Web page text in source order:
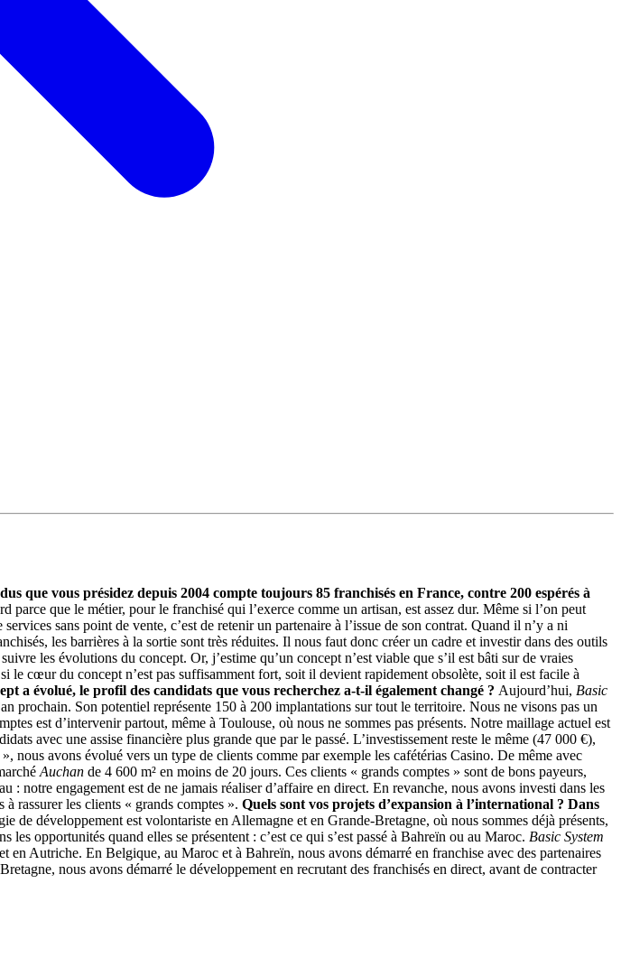
que vous présidez depuis 2004 compte toujours 85 franchisés en France, contre 200 espérés à
parce que le métier, pour le franchisé qui l’exerce comme un artisan, est assez dur. Même si l’on peut
sans point de vente, c’est de retenir un partenaire à l’issue de son contrat. Quand il n’y a ni
les barrières à la sortie sont très réduites. Il nous faut donc créer un cadre et investir dans des outils
les évolutions du concept. Or, j’estime qu’un concept n’est viable que s’il est bâti sur de vraies
le cœur du concept n’est pas suffisamment fort, soit il devient rapidement obsolète, soit il est facile à
a évolué, le profil des candidats que vous recherchez a-t-il également changé ? Aujourd’hui, Basic
prochain. Son potentiel représente 150 à 200 implantations sur tout le territoire. Nous ne visons pas un
est d’intervenir partout, même à Toulouse, où nous ne sommes pas présents. Notre maillage actuel est
avec une assise financière plus grande que par le passé. L’investissement reste le même (47 000 €),
nous avons évolué vers un type de clients comme par exemple les cafétérias Casino. De même avec
Auchan de 4 600 m² en moins de 20 jours. Ces clients « grands comptes » sont de bons payeurs,
: notre engagement est de ne jamais réaliser d’affaire en direct. En revanche, nous avons investi dans les
à rassurer les clients « grands comptes ». Quels sont vos projets d’expansion à l’international ? Dans
de développement est volontariste en Allemagne et en Grande-Bretagne, où nous sommes déjà présents,
opportunités quand elles se présentent : c’est ce qui s’est passé à Bahreïn ou au Maroc. Basic System
Autriche. En Belgique, au Maroc et à Bahreïn, nous avons démarré en franchise avec des partenaires
nous avons démarré le développement en recrutant des franchisés en direct, avant de contracter